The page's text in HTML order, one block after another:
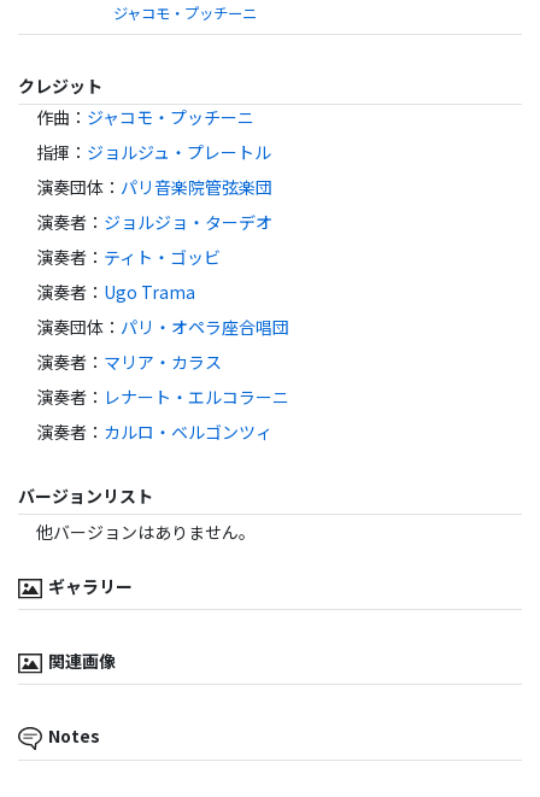
ジャコモ・プッチーニ
クレジット
作曲 ： ジャコモ・プッチーニ
指揮 ： ジョルジュ・プレートル
演奏団体 ： パリ音楽院管弦楽団
演奏者 ： ジョルジョ・ターデオ
演奏者 ： ティト・ゴッビ
演奏者 ： Ugo Trama
演奏団体 ： パリ・オペラ座合唱団
演奏者 ： マリア・カラス
演奏者 ： レナート・エルコラーニ
演奏者 ： カルロ・ベルゴンツィ
バージョンリスト
他バージョンはありません。
ギャラリー
関連画像
Notes